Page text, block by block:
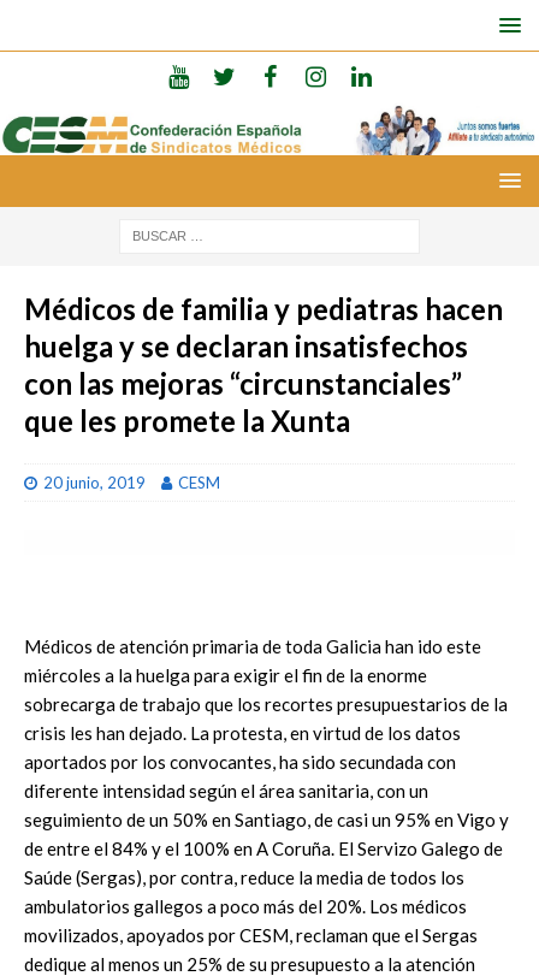
Médicos de familia y pediatras hacen
huelga y se declaran insatisfechos
con las mejoras “circunstanciales”
que les promete la Xunta
20 junio, 2019 CESM
Médicos de atención primaria de toda Galicia han ido este
miércoles a la huelga para exigir el fin de la enorme
sobrecarga de trabajo que los recortes presupuestarios de la
crisis les han dejado. La protesta, en virtud de los datos
aportados por los convocantes, ha sido secundada con
diferente intensidad según el área sanitaria, con un
seguimiento de un 50% en Santiago, de casi un 95% en Vigo y
de entre el 84% y el 100% en A Coruña. El Servizo Galego de
Saúde (Sergas), por contra, reduce la media de todos los
ambulatorios gallegos a poco más del 20%. Los médicos
movilizados, apoyados por CESM, reclaman que el Sergas
dedique al menos un 25% de su presupuesto a la atención